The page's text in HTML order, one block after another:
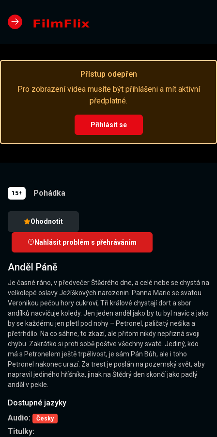
Přístup odepřen
Pro zobrazení videa musíte být přihlášeni a mít aktivní
předplatné.
Přihlásit se
15+ Pohádka
Ohodnotit
Nahlásit problém s přehráváním
Anděl Páně
Je časné ráno, v předvečer Štědrého dne, a celé nebe se chystá na
velkolepé oslavy Ježíškových narozenin. Panna Marie se svatou
Veronikou pečou hory cukroví, Tři králové chystají dort a sbor
andílků nacvičuje koledy. Jen jeden anděl jako by tu byl navíc a jako
by se každému jen pletl pod nohy – Petronel, paličatý nešika a
přetrhdílo. Na co sáhne, to zkazí, ale přitom nikdy nepřizná svoji
chybu. Zakrátko si proti sobě poštve všechny svaté. Jediný, kdo
má s Petronelem ještě trpělivost, je sám Pán Bůh, ale i toho
Petronel nakonec urazí. Za trest je poslán na pozemský svět, aby
napravil jediného hříšníka, jinak na Štědrý den skončí jako padlý
anděl v pekle.
Dostupné jazyky
Audio:
Česky
Titulky: